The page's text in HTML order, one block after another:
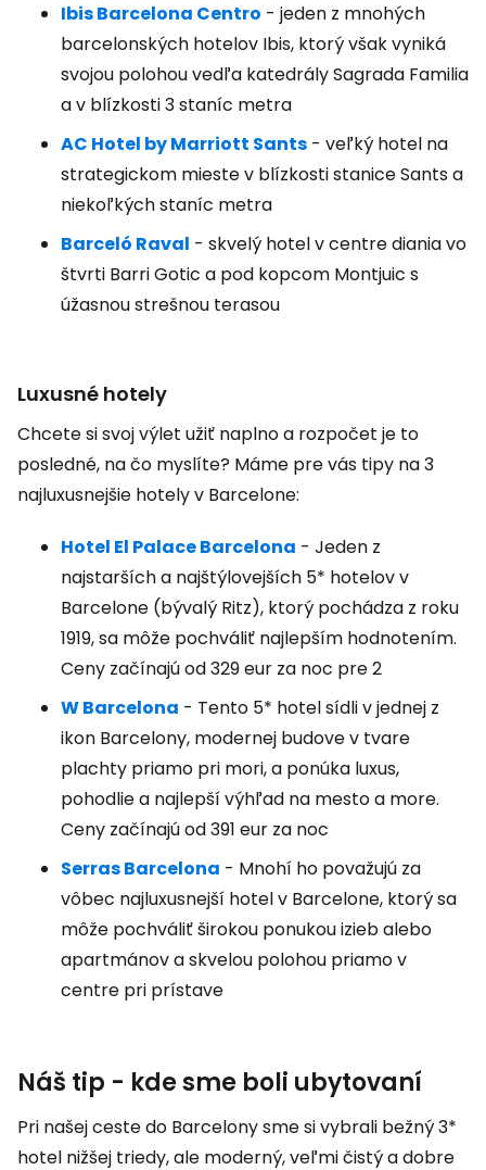
Ibis Barcelona Centro - jeden z mnohých
barcelonských hotelov Ibis, ktorý však vyniká
svojou polohou vedľa katedrály Sagrada Familia
a v blízkosti 3 staníc metra
AC Hotel by Marriott Sants - veľký hotel na
strategickom mieste v blízkosti stanice Sants a
niekoľkých staníc metra
Barceló Raval - skvelý hotel v centre diania vo
štvrti Barri Gotic a pod kopcom Montjuic s
úžasnou strešnou terasou
Luxusné hotely
Chcete si svoj výlet užiť naplno a rozpočet je to
posledné, na čo myslíte? Máme pre vás tipy na 3
najluxusnejšie hotely v Barcelone:
Hotel El Palace Barcelona - Jeden z
najstarších a najštýlovejších 5* hotelov v
Barcelone (bývalý Ritz), ktorý pochádza z roku
1919, sa môže pochváliť najlepším hodnotením.
Ceny začínajú od 329 eur za noc pre 2
W Barcelona - Tento 5* hotel sídli v jednej z
ikon Barcelony, modernej budove v tvare
plachty priamo pri mori, a ponúka luxus,
pohodlie a najlepší výhľad na mesto a more.
Ceny začínajú od 391 eur za noc
Serras Barcelona - Mnohí ho považujú za
vôbec najluxusnejší hotel v Barcelone, ktorý sa
môže pochváliť širokou ponukou izieb alebo
apartmánov a skvelou polohou priamo v
centre pri prístave
Náš tip - kde sme boli ubytovaní
Pri našej ceste do Barcelony sme si vybrali bežný 3*
hotel nižšej triedy, ale moderný, veľmi čistý a dobre